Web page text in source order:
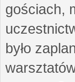
gościach,
było